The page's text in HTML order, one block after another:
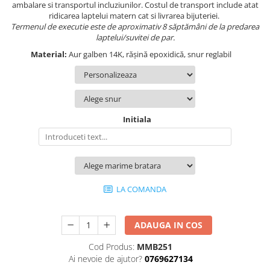
ambalare si transportul incluziunilor. Costul de transport include atat
ridicarea laptelui matern cat si livrarea bijuteriei.
Termenul de executie este de aproximativ 8 săptămâni de la predarea
laptelui/suvitei de par.
Material: Aur galben 14K, rășină epoxidică, snur reglabil
Initiala
LA COMANDA
ADAUGA IN COS
Cod Produs: MMB251
Ai nevoie de ajutor? 0769627134